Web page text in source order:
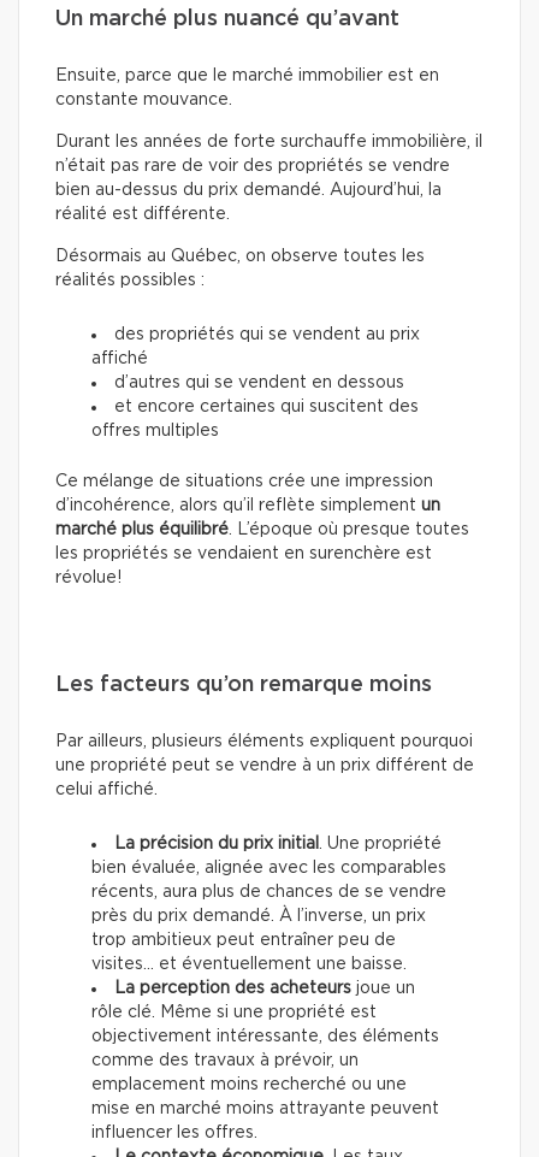
Un marché plus nuancé qu’avant
Ensuite, parce que le marché immobilier est en
constante mouvance.
Durant les années de forte surchauffe immobilière, il
n’était pas rare de voir des propriétés se vendre
bien au-dessus du prix demandé. Aujourd’hui, la
réalité est différente.
Désormais au Québec, on observe toutes les
réalités possibles :
des propriétés qui se vendent au prix
affiché
d’autres qui se vendent en dessous
et encore certaines qui suscitent des
offres multiples
Ce mélange de situations crée une impression
d’incohérence, alors qu’il reflète simplement un
marché plus équilibré. L’époque où presque toutes
les propriétés se vendaient en surenchère est
révolue!
Les facteurs qu’on remarque moins
Par ailleurs, plusieurs éléments expliquent pourquoi
une propriété peut se vendre à un prix différent de
celui affiché.
La précision du prix initial . Une propriété
bien évaluée, alignée avec les comparables
récents, aura plus de chances de se vendre
près du prix demandé. À l’inverse, un prix
trop ambitieux peut entraîner peu de
visites… et éventuellement une baisse.
La perception des acheteurs joue un
rôle clé. Même si une propriété est
objectivement intéressante, des éléments
comme des travaux à prévoir, un
emplacement moins recherché ou une
mise en marché moins attrayante peuvent
influencer les offres.